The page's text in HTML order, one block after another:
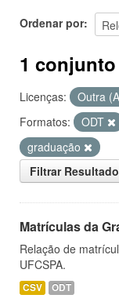
Ordenar por
1
Licenças: Outra
Formatos:
ODT
graduação
Filtrar
Matrículas da
Relação de
UFCSPA.
CSV ODT